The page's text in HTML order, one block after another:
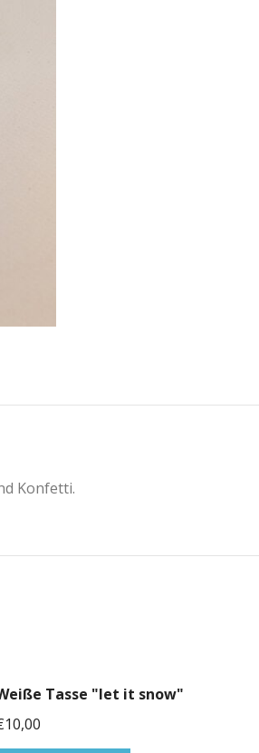
Konfetti.
Tasse "let it snow"
10,00